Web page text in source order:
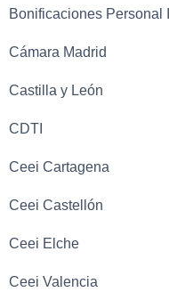
Bonificaciones Personal
Cámara Madrid
Castilla y León
CDTI
Ceei Cartagena
Ceei Castellón
Ceei Elche
Ceei Valencia